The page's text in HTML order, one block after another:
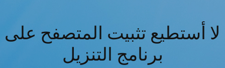
لا أستطيع تثبيت المتصفح على
برنامج التنزيل